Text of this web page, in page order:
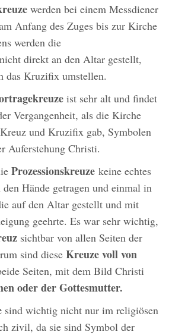
werden bei einem Messdiener
Anfang des Zuges bis zur Kirche
werden die
nicht direkt an den Altar gestellt,
das Kruzifix umstellen.
ist sehr alt und findet
Vergangenheit, als die Kirche
und Kruzifix gab, Symbolen
Auferstehung Christi.
Prozessionskreuze keine echtes
Hände getragen und einmal in
auf den Altar gestellt und mit
geehrte. Es war sehr wichtig,
sichtbar von allen Seiten der
sind diese Kreuze voll von
Seiten, mit dem Bild Christi
oder der Gottesmutter.
sind wichtig nicht nur im religiösen
zivil, da sie sind Symbol der